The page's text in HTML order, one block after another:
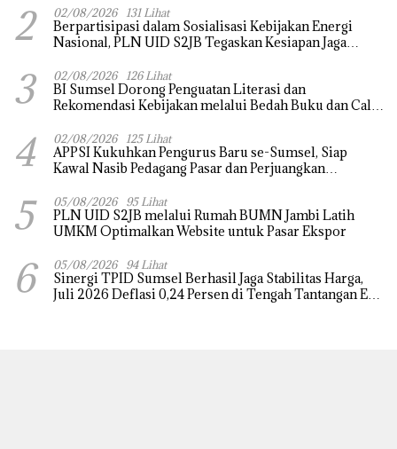
Inflasi
2 02/08/2026 131 Lihat
Berpartisipasi dalam Sosialisasi Kebijakan Energi
Nasional, PLN UID S2JB Tegaskan Kesiapan Jaga
3 02/08/2026 126 Lihat
BI Sumsel Dorong Penguatan Literasi dan
Rekomendasi Kebijakan melalui Bedah Buku dan Call
2026
4 02/08/2026 125 Lihat
APPSI Kukuhkan Pengurus Baru se-Sumsel, Siap
Kawal Nasib Pedagang Pasar dan Perjuangkan
5 05/08/2026 95 Lihat
PLN UID S2JB melalui Rumah BUMN Jambi Latih
UMKM Optimalkan Website untuk Pasar Ekspor
6 05/08/2026 94 Lihat
Sinergi TPID Sumsel Berhasil Jaga Stabilitas Harga,
Juli 2026 Deflasi 0,24 Persen di Tengah Tantangan El